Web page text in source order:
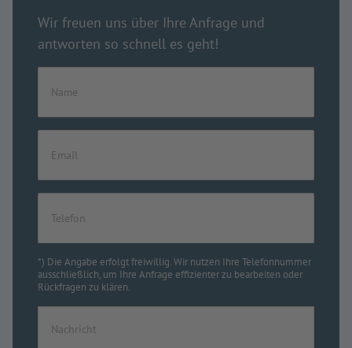
Wir freuen uns über Ihre Anfrage und
antworten so schnell es geht!
*) Die Angabe erfolgt freiwillig. Wir nutzen Ihre Telefonnummer
ausschließlich, um Ihre Anfrage effizienter zu bearbeiten oder
Rückfragen zu klären.